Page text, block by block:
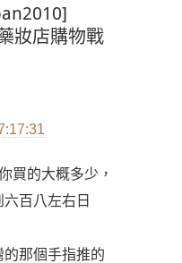
妝店購物戰
買的大概多少，
百八左右日
那個手指推的